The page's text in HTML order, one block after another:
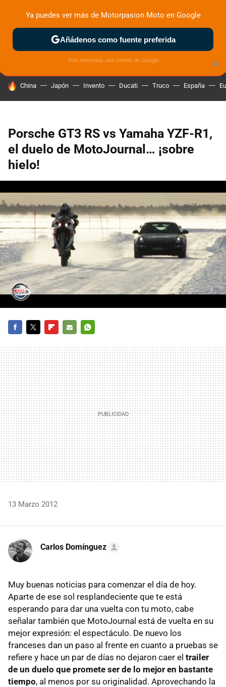
ZONA DE PRUEBAS DEPORTIVAS MOTOS ELÉCTRICAS
HOY SE HABLA DE
China Japón Invento Ducati Truco España
Porsche GT3 RS vs Yamaha YZF-R1,
el duelo de MotoJournal… ¡sobre
hielo!
MAIL
13 Marzo 2012
Carlos Domínguez
Muy buenas noticias para comenzar el día de hoy.
Aparte de ese sol resplandeciente que te está
esperando para dar una vuelta con tu moto, cabe
señalar también que MotoJournal está de vuelta en su
mejor expresión: el espectáculo. De nuevo los
franceses dan un paso al frente en cuanto a pruebas se
refiere y hace un par de días no dejaron caer el trailer
de un duelo que promete ser de lo mejor en bastante
tiempo, al menos por su originalidad. Aprovechando la
×
Ya puedes ver más de Motorpasion Moto en Google
Añádenos como fuente preferida
Solo necesitas una cuenta de Google